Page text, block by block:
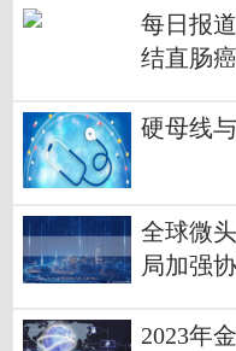
每日报
结直肠
硬母线
全球微
局加强
2023年